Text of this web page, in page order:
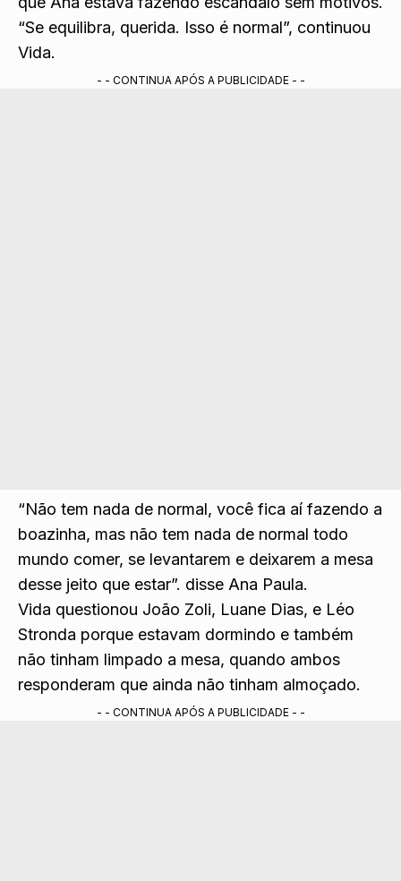
“Se equilibra, querida. Isso é normal”, continuou
Vida.
- - CONTINUA APÓS A PUBLICIDADE - -
“Não tem nada de normal, você fica aí fazendo a
boazinha, mas não tem nada de normal todo
mundo comer, se levantarem e deixarem a mesa
desse jeito que estar”. disse Ana Paula.
Vida questionou João Zoli, Luane Dias, e Léo
Stronda porque estavam dormindo e também
não tinham limpado a mesa, quando ambos
responderam que ainda não tinham almoçado.
- - CONTINUA APÓS A PUBLICIDADE - -